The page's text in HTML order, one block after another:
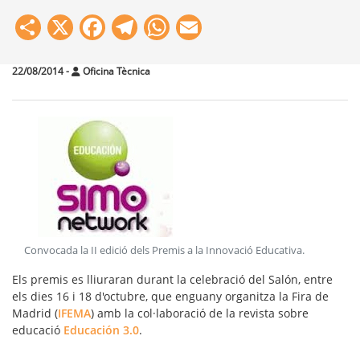
Share
X Facebook
Telegram
WhatsApp
22/08/2014- Oficina Tècnica
Convocada la II edició dels Premis a la Innovació Educativa.
Els premis es lliuraran durant la celebració del Salón, entre
els dies 16 i 18 d'octubre, que enguany organitza la Fira de
Madrid (IFEMA) amb la col·laboració de la revista sobre
educació Educación 3.0.